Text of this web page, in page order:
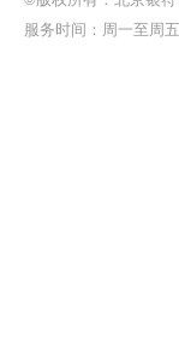
服务时间：周一至周